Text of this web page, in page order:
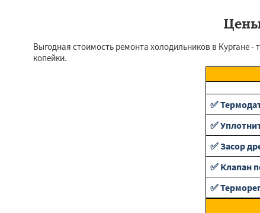
Выгодная стоимость ремонта холодильников в Кургане
копейки.
✅
✅
✅ Засор
✅ Клапан
✅